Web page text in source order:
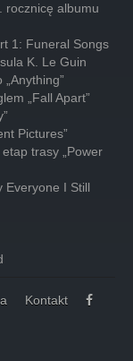
rocznicę albumu
1: Funeral Songs
K. Le Guin
„Fall Apart”
Pictures”
trasy „Power
Everyone I Still
Kontakt